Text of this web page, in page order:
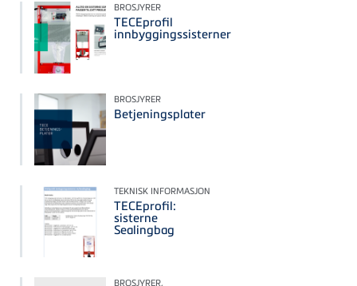
BROSJYRER
TECEprofil
innbyggingssisterner
BROSJYRER
Betjeningsplater
TEKNISK INFORMASJON
TECEprofil:
sisterne
Sealingbag
BROSJYRER,